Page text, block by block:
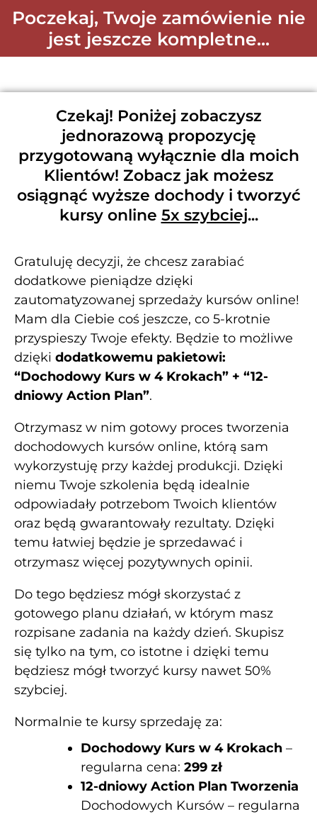
Poczekaj, Twoje zamówienie nie
jest jeszcze kompletne...​
Czekaj! Poniżej zobaczysz
jednorazową propozycję
przygotowaną wyłącznie dla moich
Klientów! Zobacz jak możesz
osiągnąć wyższe dochody i tworzyć
kursy online 5x szybciej...
Gratuluję decyzji, że chcesz zarabiać
dodatkowe pieniądze dzięki
zautomatyzowanej sprzedaży kursów online!
Mam dla Ciebie coś jeszcze, co 5-krotnie
przyspieszy Twoje efekty. Będzie to możliwe
dzięki dodatkowemu pakietowi:
“Dochodowy Kurs w 4 Krokach” + “12-
dniowy Action Plan”.
Otrzymasz w nim gotowy proces tworzenia
dochodowych kursów online, którą sam
wykorzystuję przy każdej produkcji. Dzięki
niemu Twoje szkolenia będą idealnie
odpowiadały potrzebom Twoich klientów
oraz będą gwarantowały rezultaty. Dzięki
temu łatwiej będzie je sprzedawać i
otrzymasz więcej pozytywnych opinii.
Do tego będziesz mógł skorzystać z
gotowego planu działań, w którym masz
rozpisane zadania na każdy dzień. Skupisz
się tylko na tym, co istotne i dzięki temu
będziesz mógł tworzyć kursy nawet 50%
szybciej.
Normalnie te kursy sprzedaję za:
Dochodowy Kurs w 4 Krokach –
regularna cena: 299 zł
12-dniowy Action Plan Tworzenia
Dochodowych Kursów – regularna